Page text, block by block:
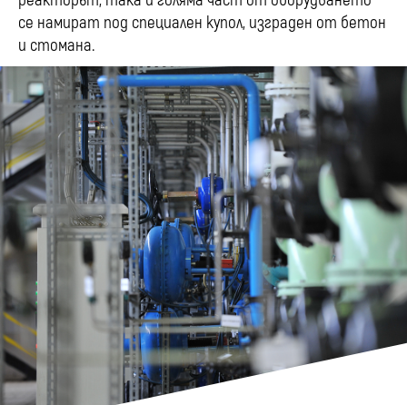
се намират под специален купол, изграден от бетон
и стомана.